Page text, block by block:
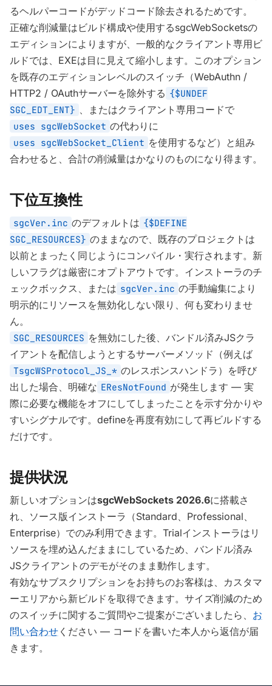
るヘルパーコードがデッドコード除去されるためです。
正確な削減量はビルド構成や使用するsgcWebSocketsの
エディションによりますが、一般的なクライアント専用ビ
ルドでは、EXEは目に見えて縮小します。このオプション
を既存のエディションレベルのスイッチ（WebAuthn /
HTTP2 / OAuthサーバーを除外する {$UNDEF
SGC_EDT_ENT} 、またはクライアント専用コードで
uses sgcWebSocket の代わりに
uses sgcWebSocket_Client を使用するなど）と組み
合わせると、合計の削減量はかなりのものになり得ます。
下位互換性
sgcVer.inc のデフォルトは {$DEFINE
SGC_RESOURCES} のままなので、既存のプロジェクトは
以前とまったく同じようにコンパイル・実行されます。新
しいフラグは厳密にオプトアウトです。インストーラのチ
ェックボックス、または sgcVer.inc の手動編集により
明示的にリソースを無効化しない限り、何も変わりませ
ん。
SGC_RESOURCES を無効にした後、バンドル済みJSクラ
イアントを配信しようとするサーバーメソッド（例えば
TsgcWSProtocol_JS_* のレスポンスハンドラ）を呼び
出した場合、明確な EResNotFound が発生します — 実
際に必要な機能をオフにしてしまったことを示す分かりや
すいシグナルです。defineを再度有効にして再ビルドする
だけです。
提供状況
新しいオプションはsgcWebSockets 2026.6に搭載さ
れ、ソース版インストーラ（Standard、Professional、
Enterprise）でのみ利用できます。Trialインストーラはリ
ソースを埋め込んだままにしているため、バンドル済み
JSクライアントのデモがそのまま動作します。
有効なサブスクリプションをお持ちのお客様は、カスタマ
ーエリアから新ビルドを取得できます。サイズ削減のため
のスイッチに関するご質問やご提案がございましたら、 お
問い合わせ ください — コードを書いた本人から返信が届
きます。